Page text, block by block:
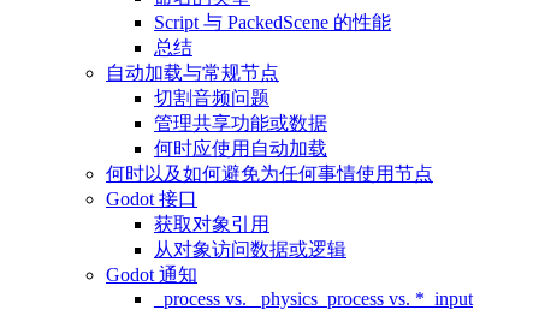
Script 与 PackedScene 的性能
总结
自动加载与常规节点
切割音频问题
管理共享功能或数据
何时应使用自动加载
何时以及如何避免为任何事情使用节点
Godot 接口
获取对象引用
从对象访问数据或逻辑
Godot 通知
_process vs. _physics_process vs. *_input